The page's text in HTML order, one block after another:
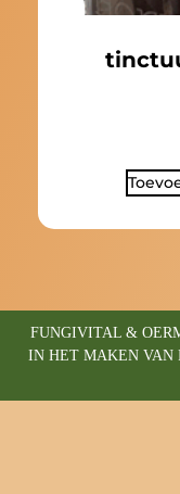
FUNGIVITAL &
IN HET MAKEN VAN